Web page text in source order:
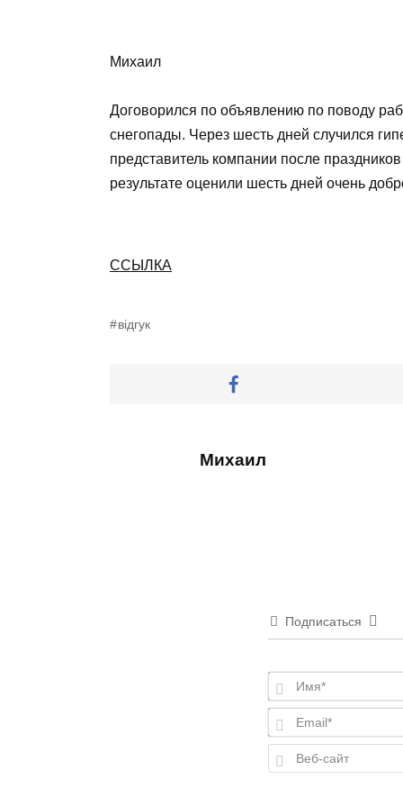
Михаил
Договорился по объявлению по поводу
снегопады. Через шесть дней случился
представитель компании после
результате оценили шесть дней очень
ССЫЛКА
відгук
Михаил
Подписаться